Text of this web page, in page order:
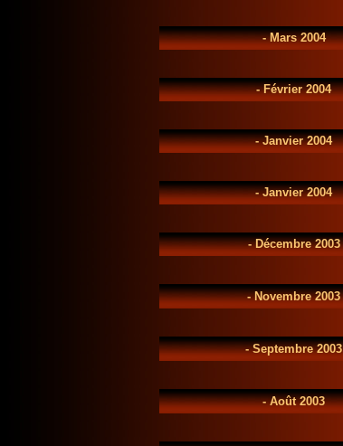
-Mars 2004
-Février 2004
-Janvier 2004
-Janvier 2004
-Décembre 2003
-Novembre 2003
-Septembre 2003
-Août 2003